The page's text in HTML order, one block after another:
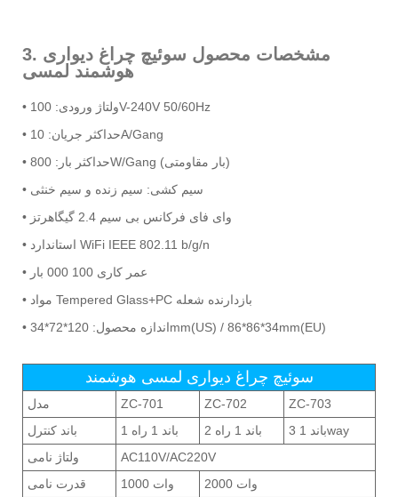
3. مشخصات محصول سوئیچ چراغ دیواری
هوشمند لمسی
• ولتاژ ورودی: 100V-240V 50/60Hz
• حداکثر جریان: 10A/Gang
• حداکثر بار: 800W/Gang (بار مقاومتی)
• سیم کشی: سیم زنده و سیم خنثی
• وای فای فرکانس بی سیم 2.4 گیگاهرتز
• استاندارد WiFi IEEE 802.11 b/g/n
• عمر کاری 100 000 بار
• مواد Tempered Glass+PC بازدارنده شعله
• اندازه محصول: 120*72*34mm(US) / 86*86*34mm(EU)
سوئیچ چراغ دیواری لمسی هوشمند
مدل ZC-701 ZC-702
ZC-703
باند کنترل
1 باند 1 راه 2 باند 1 راه
3 باند 1way
ولتاژ نامی
AC110V/AC220V
قدرت نامی
1000 وات
2000 وات